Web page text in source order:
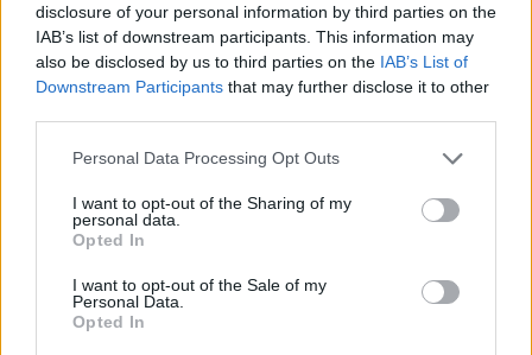
disclosure of your personal information by third parties on the
IAB’s list of downstream participants. This information may
also be disclosed by us to third parties on the IAB’s List of
Downstream Participants that may further disclose it to other
Personal Data Processing Opt Outs
I want to opt-out of the Sharing of my
personal data.
Opted In
I want to opt-out of the Sale of my
Personal Data.
Opted In
Andre læser også
Aktuelt